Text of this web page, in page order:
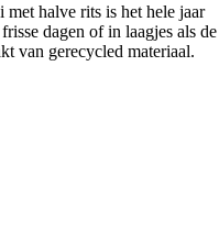
halve rits is het hele jaar
dagen of in laagjes als de
van gerecycled materiaal.